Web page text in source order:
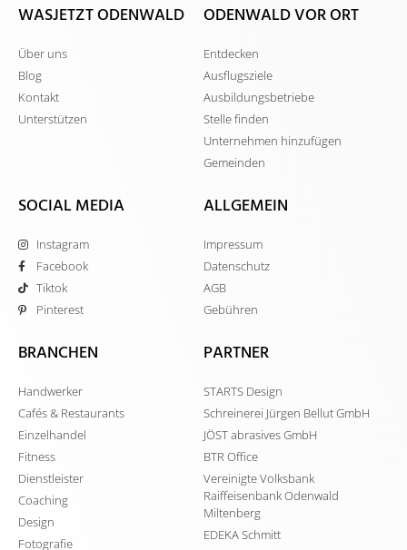
WASJETZT ODENWALD
Über uns
Blog
Kontakt
Unterstützen
ODENWALD VOR ORT
Entdecken
Ausflugsziele
Ausbildungsbetriebe
Stelle finden
Unternehmen hinzufügen
Gemeinden
SOCIAL MEDIA
Instagram
Facebook
Tiktok
Pinterest
ALLGEMEIN
Impressum
Datenschutz
AGB
Gebühren
BRANCHEN
Handwerker
Cafés & Restaurants
Einzelhandel
Fitness
Dienstleister
Coaching
Design
Fotografie
PARTNER
STARTS Design
Schreinerei Jürgen Bellut GmbH
JÖST abrasives GmbH
BTR Office
Vereinigte Volksbank
Raiffeisenbank Odenwald
Miltenberg
EDEKA Schmitt